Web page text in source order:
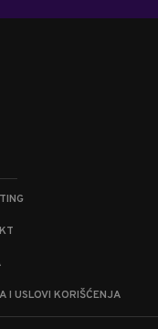
I USLOVI KORIŠĆENJA